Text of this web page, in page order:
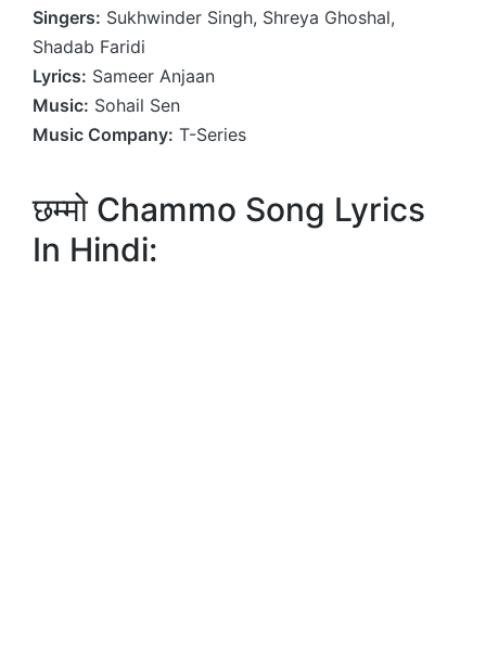
Singers: Sukhwinder Singh, Shreya Ghoshal,
Shadab Faridi
Lyrics: Sameer Anjaan
Music: Sohail Sen
Music Company: T-Series
छम्मो Chammo Song Lyrics
In Hindi: